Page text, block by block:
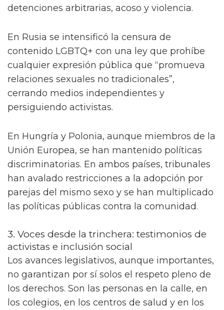
detenciones arbitrarias, acoso y violencia.
En Rusia se intensificó la censura de
contenido LGBTQ+ con una ley que prohíbe
cualquier expresión pública que “promueva
relaciones sexuales no tradicionales”,
cerrando medios independientes y
persiguiendo activistas.
En Hungría y Polonia, aunque miembros de la
Unión Europea, se han mantenido políticas
discriminatorias. En ambos países, tribunales
han avalado restricciones a la adopción por
parejas del mismo sexo y se han multiplicado
las políticas públicas contra la comunidad.
3. Voces desde la trinchera: testimonios de
activistas e inclusión social
Los avances legislativos, aunque importantes,
no garantizan por sí solos el respeto pleno de
los derechos. Son las personas en la calle, en
los colegios, en los centros de salud y en los